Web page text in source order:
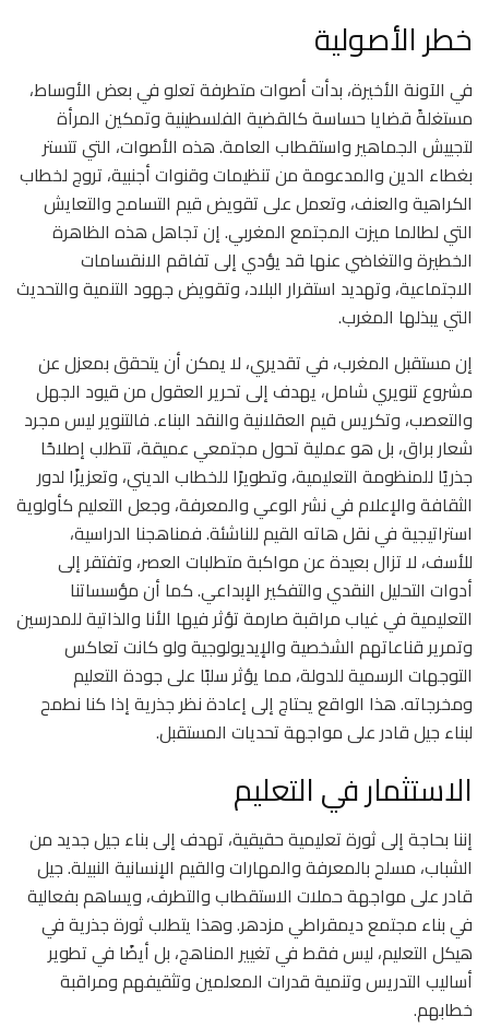
خطر الأصولية
في الآونة الأخيرة، بدأت أصوات متطرفة تعلو في بعض الأوساط،
مستغلةً قضايا حساسة كالقضية الفلسطينية وتمكين المرأة
لتجييش الجماهير واستقطاب العامة. هذه الأصوات، التي تتستر
بغطاء الدين والمدعومة من تنظيمات وقنوات أجنبية، تروج لخطاب
الكراهية والعنف، وتعمل على تقويض قيم التسامح والتعايش
التي لطالما ميزت المجتمع المغربي. إن تجاهل هذه الظاهرة
الخطيرة والتغاضي عنها قد يؤدي إلى تفاقم الانقسامات
الاجتماعية، وتهديد استقرار البلاد، وتقويض جهود التنمية والتحديث
التي يبذلها المغرب.
إن مستقبل المغرب، في تقديري، لا يمكن أن يتحقق بمعزل عن
مشروع تنويري شامل، يهدف إلى تحرير العقول من قيود الجهل
والتعصب، وتكريس قيم العقلانية والنقد البناء. فالتنوير ليس مجرد
شعار براق، بل هو عملية تحول مجتمعي عميقة، تتطلب إصلاحًا
جذريًا للمنظومة التعليمية، وتطويرًا للخطاب الديني، وتعزيزًا لدور
الثقافة والإعلام في نشر الوعي والمعرفة، وجعل التعليم كأولوية
استراتيجية في نقل هاته القيم للناشئة. فمناهجنا الدراسية،
للأسف، لا تزال بعيدة عن مواكبة متطلبات العصر، وتفتقر إلى
أدوات التحليل النقدي والتفكير الإبداعي. كما أن مؤسساتنا
التعليمية في غياب مراقبة صارمة تؤثر فيها الأنا والذاتية للمدرسين
وتمرير قناعاتهم الشخصية والإيديولوجية ولو كانت تعاكس
التوجهات الرسمية للدولة، مما يؤثر سلبًا على جودة التعليم
ومخرجاته. هذا الواقع يحتاج إلى إعادة نظر جذرية إذا كنا نطمح
لبناء جيل قادر على مواجهة تحديات المستقبل.
الاستثمار في التعليم
إننا بحاجة إلى ثورة تعليمية حقيقية، تهدف إلى بناء جيل جديد من
الشباب، مسلح بالمعرفة والمهارات والقيم الإنسانية النبيلة. جيل
قادر على مواجهة حملات الاستقطاب والتطرف، ويساهم بفعالية
في بناء مجتمع ديمقراطي مزدهر. وهذا يتطلب ثورة جذرية في
هيكل التعليم، ليس فقط في تغيير المناهج، بل أيضًا في تطوير
أساليب التدريس وتنمية قدرات المعلمين وتثقيفهم ومراقبة
خطابهم.